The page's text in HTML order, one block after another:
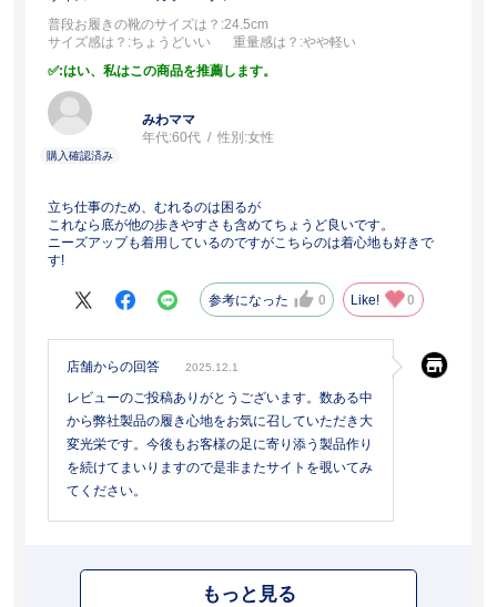
普段お履きの靴のサイズは？ :24.5cm
サイズ感は？ :ちょうどいい 重量感は？ :やや軽い
:はい、私はこの商品を推薦します。
みわママ
年代:60代 性別:女性
立ち仕事のため、むれるのは困るが
これなら底が他の歩きやすさも含めてちょうど良いです。
ニーズアップも着用しているのですがこちらのは着心地も好きで
す!
参考になった 0 Like! 0
店舗からの回答 2025.12.1
レビューのご投稿ありがとうございます。数ある中
から弊社製品の履き心地をお気に召していただき大
変光栄です。今後もお客様の足に寄り添う製品作り
を続けてまいりますので是非またサイトを覗いてみ
てください。
もっと見る